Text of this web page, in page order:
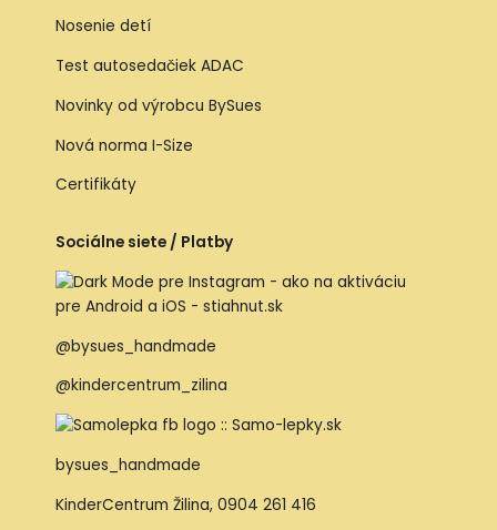
Nosenie detí
Test autosedačiek ADAC
Novinky od výrobcu BySues
Nová norma I-Size
Certifikáty
Sociálne siete / Platby
@bysues_handmade
@kindercentrum_zilina
bysues_handmade
KinderCentrum Žilina, 0904 261 416